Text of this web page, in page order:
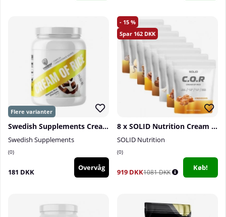
Swedish Supplements Cream Of Rice, 1000 g
Swedish Supplements
0
181 DKK Overvåg
15
162
8 x SOLID Nutrition Cream Of Rice, 1 kg
SOLID Nutrition
0
919 DKK1081 DKK
Køb!